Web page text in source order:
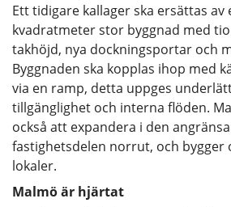
Ett tidigare kallager ska ersättas av
kvadratmeter stor byggnad med
takhöjd, nya dockningsportar och
Byggnaden ska kopplas ihop med
via en ramp, detta uppges
tillgänglighet och interna flöden.
också att expandera i den
fastighetsdelen norrut, och bygger
lokaler.
Malmö är hjärtat